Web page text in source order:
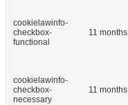
cookielawinfo-
checkbox-
functional
11 months
cookielawinfo-
checkbox-
necessary
11 months